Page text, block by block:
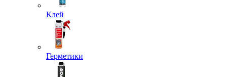
Клей
Герметики